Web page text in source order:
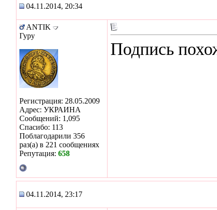
04.11.2014, 20:34
ANTIK
Гуру
Регистрация: 28.05.2009
Адрес: УКРАИНА
Сообщений: 1,095
Спасибо: 113
Поблагодарили 356
раз(а) в 221 сообщениях
Репутация: 658
Подпись
04.11.2014, 23:17